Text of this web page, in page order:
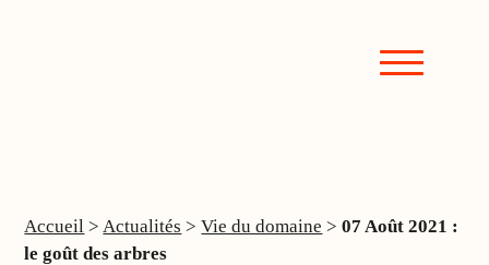
Accueil >Actualités >Vie du domaine >07 Août 2021 :
le goût des arbres